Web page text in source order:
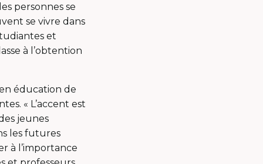
personnes se
se vivre dans
et
à l’obtention
éducation de
« L’accent est
jeunes
les futures
à l’importance